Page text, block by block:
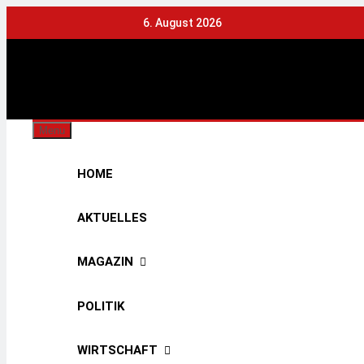
content
6. August 2026
Menu
HOME
AKTUELLES
MAGAZIN
POLITIK
WIRTSCHAFT